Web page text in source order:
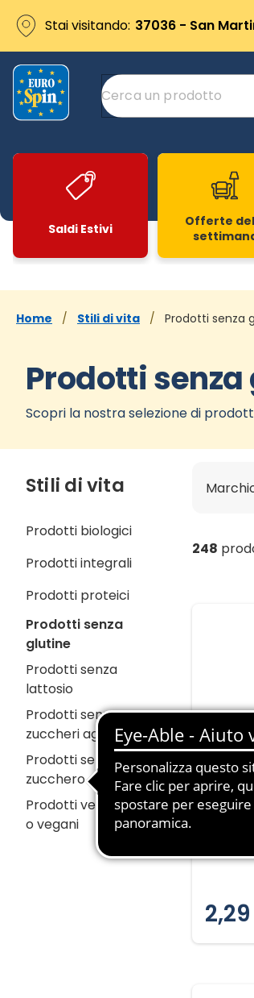
Stai visitando: 37036 - San
Saldi Estivi
Offerte
Home / Stili di vita / Prodotti senza
Prodotti
Scopri la nostra selezione di
Stili di vita
Prodotti biologici
Prodotti integrali
Prodotti proteici
Prodotti senza
glutine
Prodotti senza
lattosio
Prodotti senza
zuccheri aggiunti
Prodotti senza
zucchero
Prodotti vegetariani
o vegani
248